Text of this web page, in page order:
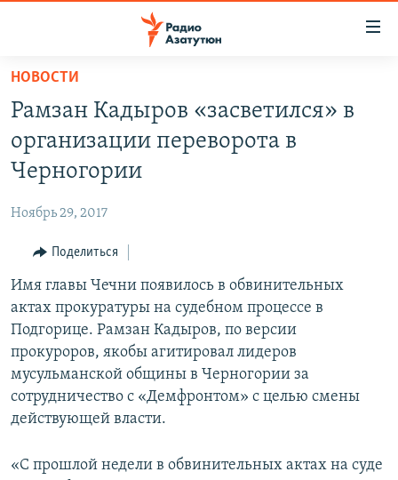
Перейти
основному
содержанию
Перейти
основной
навигации
Перейти
поиску
ПОЛИТИКА
ЭКОНОМИКА
РЕГИОН
НАГОРНЫЙ КАРАБАХ
КУЛЬТУРА
СПОРТ
АРХИВ
Հայերեն
English
НОВОСТИ
Рамзан Кадыров «засветился» в
организации переворота в
Черногории
Ноябрь 29, 2017
Поделиться
Имя главы Чечни появилось в обвинительных
актах прокуратуры на судебном процессе в
Подгорице. Рамзан Кадыров, по версии
прокуроров, якобы агитировал лидеров
мусульманской общины в Черногории за
сотрудничество с «Демфронтом» с целью смены
действующей власти.
«С прошлой недели в обвинительных актах на суде